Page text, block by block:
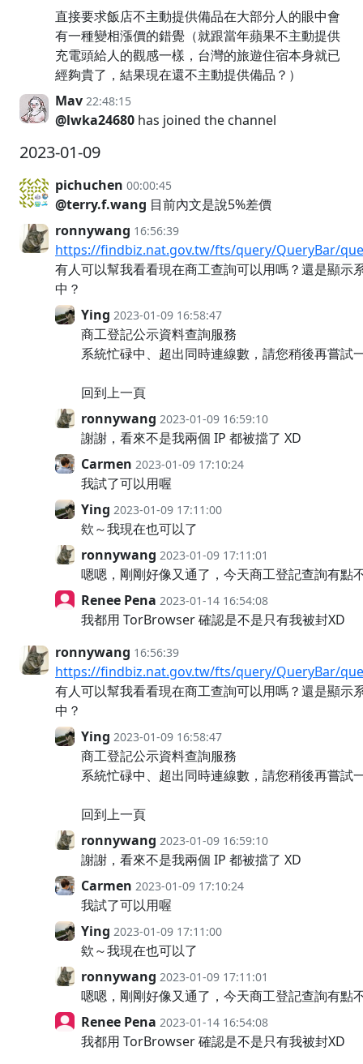
直接要求飯店不主動提供備品在大部分人的眼中會
有一種變相漲價的錯覺（就跟當年蘋果不主動提供
充電頭給人的觀感一樣，台灣的旅遊住宿本身就已
經夠貴了，結果現在還不主動提供備品？）
Mav 22:48:15
@lwka24680 has joined the channel
2023-01-09
pichuchen 00:00:45
@terry.f.wang 目前內文是說5%差價
ronnywang 16:56:39
https://findbiz.nat.gov.tw/fts/query/QueryBar/
有人可以幫我看看現在商工查詢可以用嗎？還是顯示
中？
Ying 2023-01-09 16:58:47
商工登記公示資料查詢服務
系統忙碌中、超出同時連線數，請您稍後再嘗試
回到上一頁
ronnywang 2023-01-09 16:59:10
謝謝，看來不是我兩個 IP 都被擋了 XD
Carmen 2023-01-09 17:10:24
我試了可以用喔
Ying 2023-01-09 17:11:00
欸～我現在也可以了
ronnywang 2023-01-09 17:11:01
嗯嗯，剛剛好像又通了，今天商工登記查詢有點
Renee Pena 2023-01-14 16:54:08
我都用 TorBrowser 確認是不是只有我被封XD
ronnywang 16:56:39
https://findbiz.nat.gov.tw/fts/query/QueryBar/
有人可以幫我看看現在商工查詢可以用嗎？還是顯示
中？
Ying 2023-01-09 16:58:47
商工登記公示資料查詢服務
系統忙碌中、超出同時連線數，請您稍後再嘗試
回到上一頁
ronnywang 2023-01-09 16:59:10
謝謝，看來不是我兩個 IP 都被擋了 XD
Carmen 2023-01-09 17:10:24
我試了可以用喔
Ying 2023-01-09 17:11:00
欸～我現在也可以了
ronnywang 2023-01-09 17:11:01
嗯嗯，剛剛好像又通了，今天商工登記查詢有點
Renee Pena 2023-01-14 16:54:08
我都用 TorBrowser 確認是不是只有我被封XD